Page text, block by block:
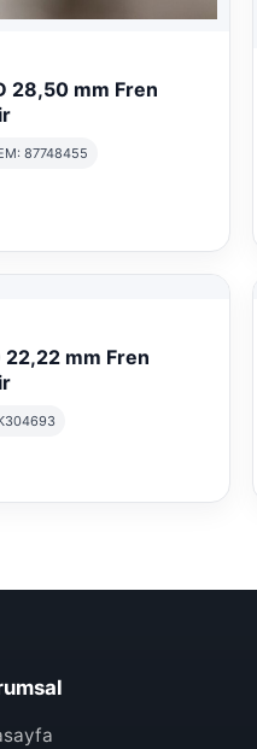
28,50 mm Fren
87748455
mm Fren